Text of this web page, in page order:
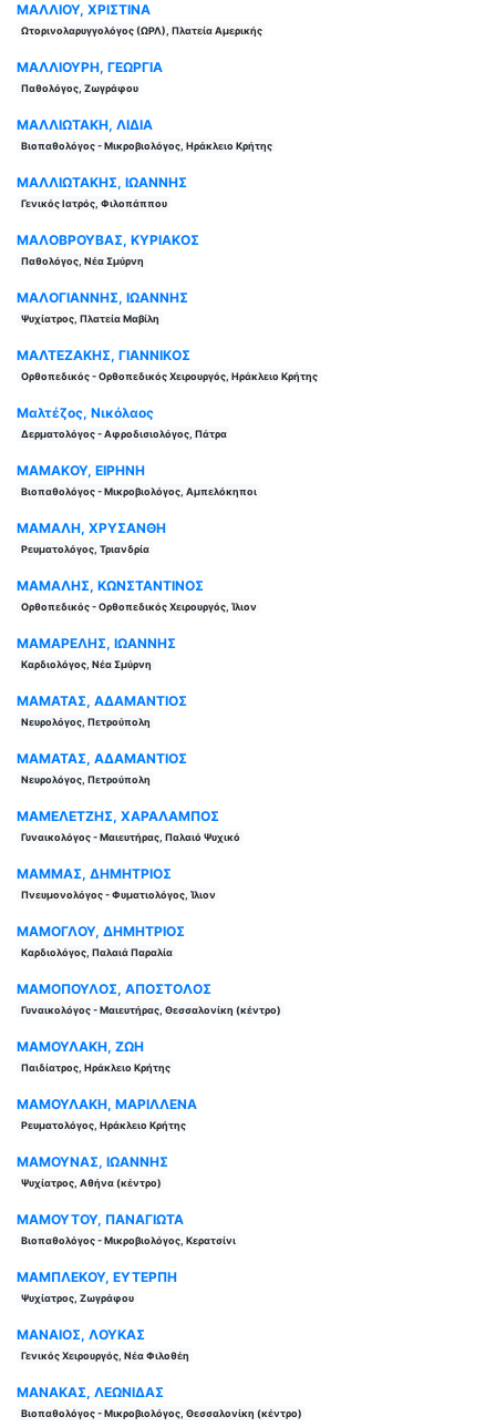
ΜΑΛΛΙΟΥ, ΧΡΙΣΤΙΝΑ
Ωτορινολαρυγγολόγος (ΩΡΛ), Πλατεία Αμερικής
ΜΑΛΛΙΟΥΡΗ, ΓΕΩΡΓΙΑ
Παθολόγος, Ζωγράφου
ΜΑΛΛΙΩΤΑΚΗ, ΛΙΔΙΑ
Βιοπαθολόγος - Μικροβιολόγος, Ηράκλειο Κρήτης
ΜΑΛΛΙΩΤΑΚΗΣ, ΙΩΑΝΝΗΣ
Γενικός Ιατρός, Φιλοπάππου
ΜΑΛΟΒΡΟΥΒΑΣ, ΚΥΡΙΑΚΟΣ
Παθολόγος, Νέα Σμύρνη
ΜΑΛΟΓΙΑΝΝΗΣ, ΙΩΑΝΝΗΣ
Ψυχίατρος, Πλατεία Μαβίλη
ΜΑΛΤΕΖΑΚΗΣ, ΓΙΑΝΝΙΚΟΣ
Ορθοπεδικός - Ορθοπεδικός Χειρουργός, Ηράκλειο Κρήτης
Μαλτέζος, Νικόλαος
Δερματολόγος - Αφροδισιολόγος, Πάτρα
ΜΑΜΑΚΟΥ, ΕΙΡΗΝΗ
Βιοπαθολόγος - Μικροβιολόγος, Αμπελόκηποι
ΜΑΜΑΛΗ, ΧΡΥΣΑΝΘΗ
Ρευματολόγος, Τριανδρία
ΜΑΜΑΛΗΣ, ΚΩΝΣΤΑΝΤΙΝΟΣ
Ορθοπεδικός - Ορθοπεδικός Χειρουργός, Ίλιον
ΜΑΜΑΡΕΛΗΣ, ΙΩΑΝΝΗΣ
Καρδιολόγος, Νέα Σμύρνη
ΜΑΜΑΤΑΣ, ΑΔΑΜΑΝΤΙΟΣ
Νευρολόγος, Πετρούπολη
ΜΑΜΑΤΑΣ, ΑΔΑΜΑΝΤΙΟΣ
Νευρολόγος, Πετρούπολη
ΜΑΜΕΛΕΤΖΗΣ, ΧΑΡΑΛΑΜΠΟΣ
Γυναικολόγος - Μαιευτήρας, Παλαιό Ψυχικό
ΜΑΜΜΑΣ, ΔΗΜΗΤΡΙΟΣ
Πνευμονολόγος - Φυματιολόγος, Ίλιον
ΜΑΜΟΓΛΟΥ, ΔΗΜΗΤΡΙΟΣ
Καρδιολόγος, Παλαιά Παραλία
ΜΑΜΟΠΟΥΛΟΣ, ΑΠΟΣΤΟΛΟΣ
Γυναικολόγος - Μαιευτήρας, Θεσσαλονίκη (κέντρο)
ΜΑΜΟΥΛΑΚΗ, ΖΩΗ
Παιδίατρος, Ηράκλειο Κρήτης
ΜΑΜΟΥΛΑΚΗ, ΜΑΡΙΛΛΕΝΑ
Ρευματολόγος, Ηράκλειο Κρήτης
ΜΑΜΟΥΝΑΣ, ΙΩΑΝΝΗΣ
Ψυχίατρος, Αθήνα (κέντρο)
ΜΑΜΟΥΤΟΥ, ΠΑΝΑΓΙΩΤΑ
Βιοπαθολόγος - Μικροβιολόγος, Κερατσίνι
ΜΑΜΠΛΕΚΟΥ, ΕΥΤΕΡΠΗ
Ψυχίατρος, Ζωγράφου
ΜΑΝΑΙΟΣ, ΛΟΥΚΑΣ
Γενικός Χειρουργός, Νέα Φιλοθέη
ΜΑΝΑΚΑΣ, ΛΕΩΝΙΔΑΣ
Βιοπαθολόγος - Μικροβιολόγος, Θεσσαλονίκη (κέντρο)